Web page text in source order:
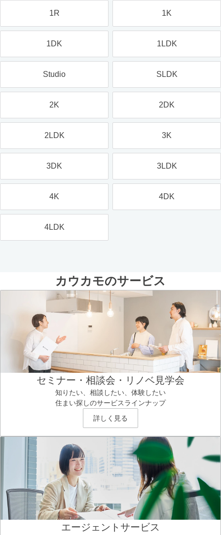
1R 1K
1DK 1LDK
Studio SLDK
2K 2DK
2LDK 3K
3DK 3LDK
4K 4DK
4LDK
カウカモのサービス
セミナー・相談会・リノベ見学会
知りたい、相談したい、体験したい
住まい探しのサービスラインナップ
詳しく見る
エージェントサービス